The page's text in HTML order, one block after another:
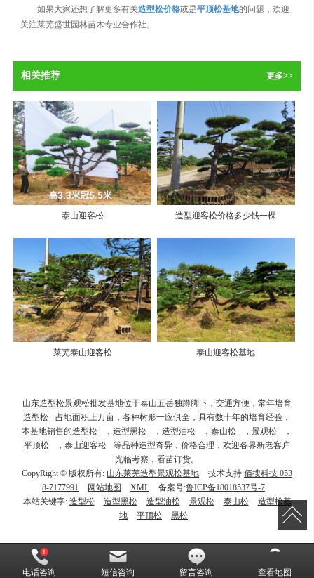
如果大家还想了解更多有关造型松价格或是平顶松基地的问题，欢迎
关注莱芜盛世园林苗木专业合作社。
相关推荐 更多>>
泰山迎客松 造型迎客松价格多少钱一棵
莱芜泰山迎客松 泰山迎客松基地
山东造型松景观松批发基地位于泰山五岳独蹲脚下，交通方便，常年培育
造型松
占地面积上万亩，各种树形一应俱全，具有数十年的培育经验，
本基地销售的造型松 ， 造型黑松 ， 造型油松 ， 泰山松 ， 景观松
，
平顶松
， 泰山迎客松
等品种造型奇异，价格合理，欢迎各界新老客户
光临考察，看苗订货。
CopyRight © 版权所有: 山东莱芜造型景观松基地 技术支持:佰搜科技 053
8-7177991
网站地图 XML 备案号:鲁ICP备18018537号-7
本站关键字: 造型松 造型黑松 造型油松 景观松 泰山松
造型松基
地
平顶松 黑松
电话咨询 短信咨询 留言咨询 查看地图